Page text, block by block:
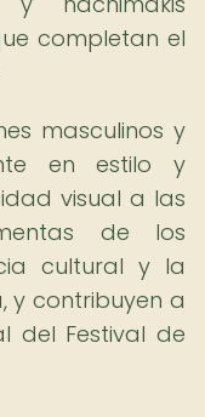
completan el
masculinos y
en estilo y
visual a las
de los
cultural y la
y contribuyen a
del Festival de